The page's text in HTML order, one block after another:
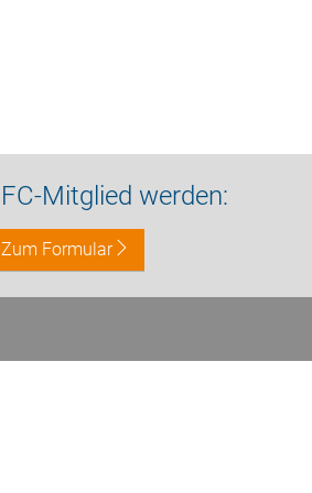
Mitglied werden:
Zum Formular